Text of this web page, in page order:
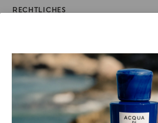
RECHTLICHES